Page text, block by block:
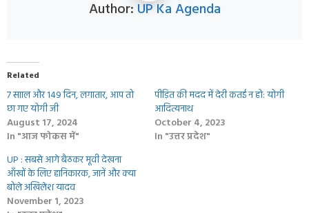
Author: UP Ka Agenda
Related
7 सााल और 149 दिन, लगातार, आप तो
छा गए योगी जी
August 17, 2024
In "आज फोकस में"
पीड़ित की मदद में देरी कतई न हो: योगी
आदित्यनाथ
October 4, 2023
In "उत्तर प्रदेश"
UP : सबसे आगे बैठकर मूवी देखना
आँखों के लिए हानिकारक, जानें और क्या
बोले अखिलेश यादव
November 1, 2023